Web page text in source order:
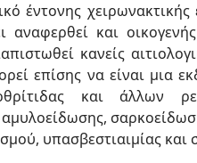
έντονης
και
κανείς
επίσης να είναι μια
και άλλων
αμυλοείδωσης,
υπασβεστιαιμίας